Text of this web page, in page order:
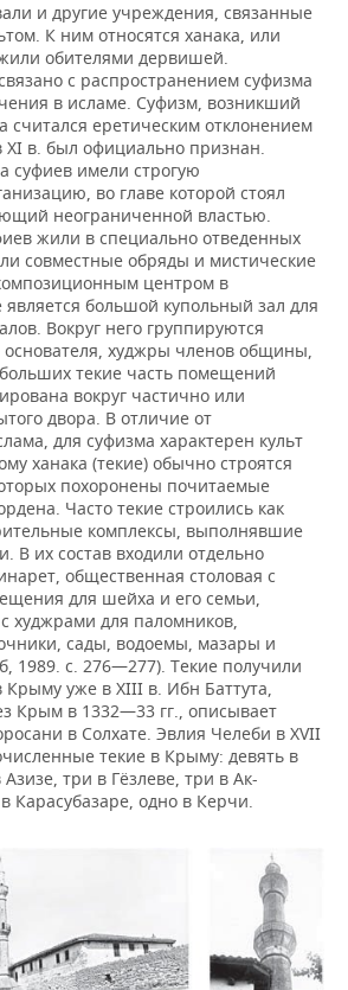
и другие учреждения, связанные
К ним относятся ханака, или
обителями дервишей.
с распространением суфизма
в исламе. Суфизм, возникший
считался еретическим отклонением
XI в. был официально признан.
суфиев имели строгую
во главе которой стоял
неограниченной властью.
жили в специально отведенных
совместные обряды и мистические
центром в
большой купольный зал для
Вокруг него группируются
худжры членов общины,
текие часть помещений
вокруг частично или
двора. В отличие от
для суфизма характерен культ
ханака (текие) обычно строятся
похоронены почитаемые
Часто текие строились как
комплексы, выполнявшие
В их состав входили отдельно
общественная столовая с
для шейха и его семьи,
худжрами для паломников,
сады, водоемы, мазары и
1989. с. 276—277). Текие получили
Крыму уже в XIII в. Ибн Баттута,
Крым в 1332—33 гг., описывает
в Солхате. Эвлия Челеби в XVII
текие в Крыму: девять в
три в Гёзлеве, три в Ак-
Карасубазаре, одно в Керчи.